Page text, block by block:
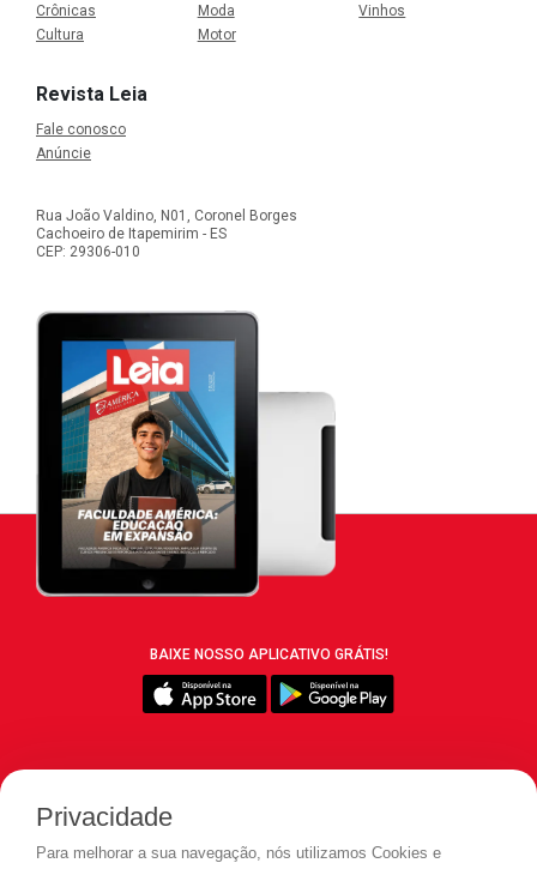
Crônicas
Cultura
Moda
Motor
Vinhos
Revista Leia
Fale conosco
Anúncie
Rua João Valdino, N01, Coronel Borges
Cachoeiro de Itapemirim - ES
CEP: 29306-010
BAIXE NOSSO APLICATIVO GRÁTIS!
Privacidade
Para melhorar a sua navegação, nós utilizamos Cookies e